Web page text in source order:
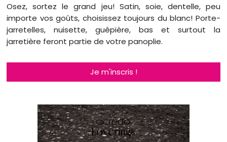
Osez, sortez le grand jeu! Satin, soie, dentelle, peu
importe vos goûts, choisissez toujours du blanc! Porte-
jarretelles, nuisette, guêpière, bas et surtout la
jarretière feront partie de votre panoplie.
Je m'inscris !